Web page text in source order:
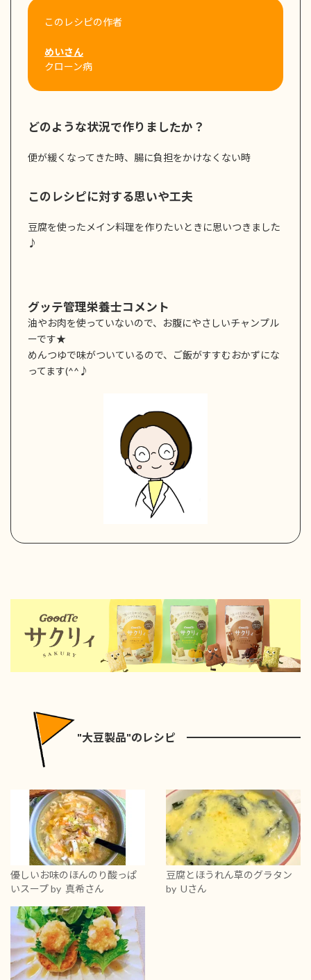
このレシピの作者
めいさん
クローン病
どのような状況で作りましたか？
便が緩くなってきた時、腸に負担をかけなくない時
このレシピに対する思いや工夫
豆腐を使ったメイン料理を作りたいときに思いつきました
♪
グッテ管理栄養士コメント
油やお肉を使っていないので、お腹にやさしいチャンプル
ーです★
めんつゆで味がついているので、ご飯がすすむおかずにな
ってます(^^♪
"大豆製品"のレシピ
優しいお味のほんのり酸っぱ
いスープby 真希さん
豆腐とほうれん草のグラタン
by Uさん